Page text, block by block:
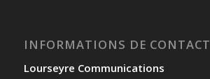
INFORMATIONS DE CONTACT
Lourseyre Communications